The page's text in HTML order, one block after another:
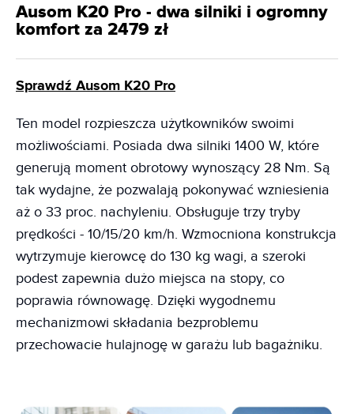
Ausom K20 Pro - dwa silniki i ogromny
komfort za 2479 zł
Sprawdź Ausom K20 Pro
Ten model rozpieszcza użytkowników swoimi
możliwościami. Posiada dwa silniki 1400 W, które
generują moment obrotowy wynoszący 28 Nm. Są
tak wydajne, że pozwalają pokonywać wzniesienia
aż o 33 proc. nachyleniu. Obsługuje trzy tryby
prędkości - 10/15/20 km/h. Wzmocniona konstrukcja
wytrzymuje kierowcę do 130 kg wagi, a szeroki
podest zapewnia dużo miejsca na stopy, co
poprawia równowagę. Dzięki wygodnemu
mechanizmowi składania bezproblemu
przechowacie hulajnogę w garażu lub bagażniku.